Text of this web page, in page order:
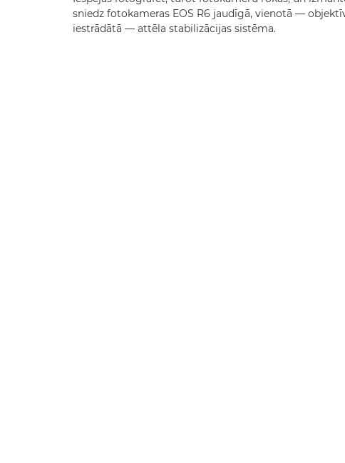
sniedz fotokameras EOS R6 jaudīgā, vienotā —
iestrādātā — attēla stabilizācijas sistēma.